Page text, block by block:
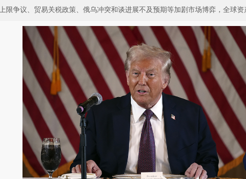
限争议、贸易关税政策、俄乌冲突和谈进展不及预期等加剧市场博弈，全球